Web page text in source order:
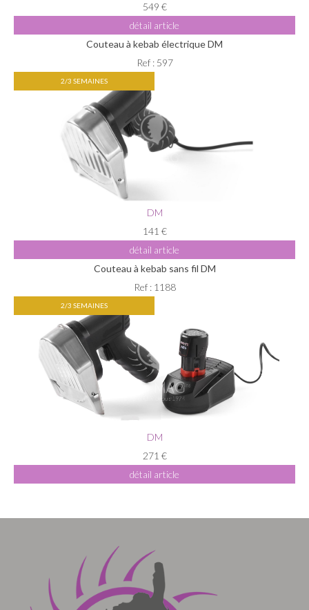
549 €
détail article
Couteau à kebab électrique DM
Ref : 597
2/3 SEMAINES
DM
141 €
détail article
Couteau à kebab sans fil DM
Ref : 1188
2/3 SEMAINES
DM
271 €
détail article